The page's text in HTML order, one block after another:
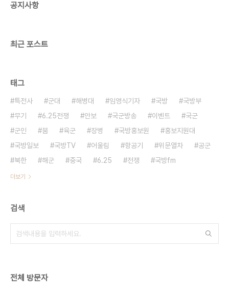
공지사항
최근 포스트
태그
특전사 군대 해병대 임영식기자 국방
국방부
무기
6.25전쟁 안보 국군방송 이벤트
국군
군인
붐 육군 장병 국방홍보원
홍보지원대
국방일보
국방TV 어울림 항공기 위문열차
공군
북한
해군 중국 6.25 전쟁 국방fm
더보기
검색
전체 방문자